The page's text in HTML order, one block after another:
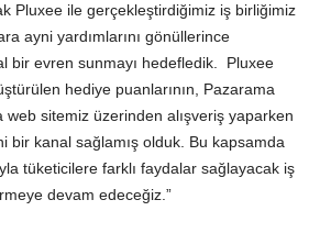
Pluxee ile gerçekleştirdiğimiz iş birliğimiz
ayni yardımlarını gönüllerince
bir evren sunmayı hedefledik. Pluxee
hediye puanlarının, Pazarama
web sitemiz üzerinden alışveriş yaparken
bir kanal sağlamış olduk. Bu kapsamda
tüketicilere farklı faydalar sağlayacak iş
devam edeceğiz.”